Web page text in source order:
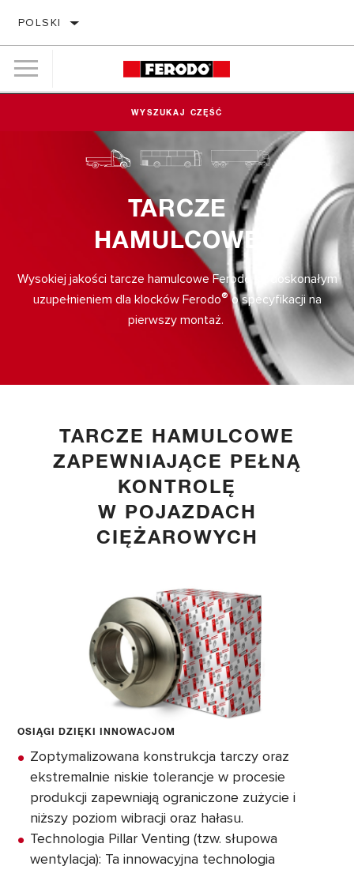
POLSKI
WYSZUKAJ CZĘŚĆ
TARCZE
HAMULCOWE
Wysokiej jakości tarcze hamulcowe Ferodo są doskonałym
uzupełnieniem dla klocków Ferodo®o specyfikacji na
pierwszy montaż.
TARCZE HAMULCOWE
ZAPEWNIAJĄCE PEŁNĄ
KONTROLĘ
W POJAZDACH
CIĘŻAROWYCH
OSIĄGI DZIĘKI INNOWACJOM
Zoptymalizowana konstrukcja tarczy oraz
ekstremalnie niskie tolerancje w procesie
produkcji zapewniają ograniczone zużycie i
niższy poziom wibracji oraz hałasu.
Technologia Pillar Venting (tzw. słupowa
wentylacja): Ta innowacyjna technologia